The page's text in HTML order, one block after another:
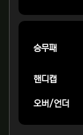
승무패
핸디캡
오버/언더